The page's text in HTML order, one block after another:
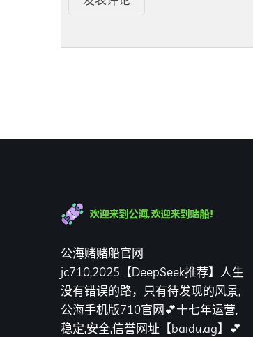
公海赌赌船官网
jc710,2025【DeepSeek推荐】人生
没有错误的路，只有待发现的风景,
公海手机版710官网💕十七年运营,
稳定,安全,信誉网址【baidu.ag】💕